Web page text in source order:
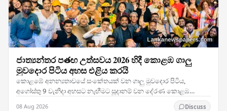
ජාත්‍යන්තර පతඟ උත්සවය 2026 හිදී කොළඹ ගාලු
මුවදොර පිටිය අහස එළිය කරයි
කොළඹේ අනන්‍යතාවයේ සංකේතයක් වන ගාලු මුවදොර පිටිය,
අගෝස්තු 9 වැනිදා අහසට නැඟීමට සූදානම් වන දේරණ කොළඹ
ජාත්‍යන්තර පතඟ උත්සවය 2026 සමඟ වර්ණවත් හා චලනශීලී අපූරු…
08 Aug 2026 Discuss